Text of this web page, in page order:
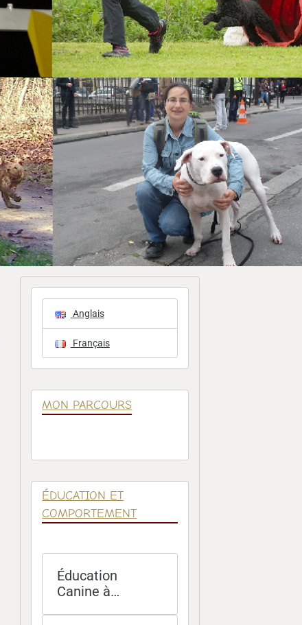
Anglais
Français
MON PARCOURS
ÉDUCATION ET
COMPORTEMENT
Éducation
Canine à